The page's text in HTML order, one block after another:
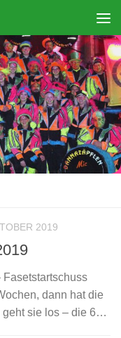
2019
dann hat die
sie los – die 67.